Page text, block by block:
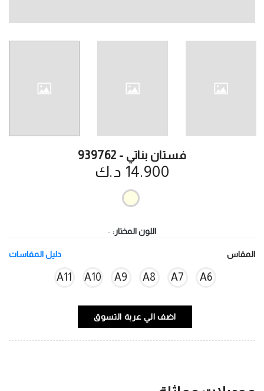
فستان بناتي - 939762
14.900 د.ك
اللون المختار: -
المقاس دليل المقاسات
A6
A7
A8
A9
A10
A11
اضف الي عربة التسوق